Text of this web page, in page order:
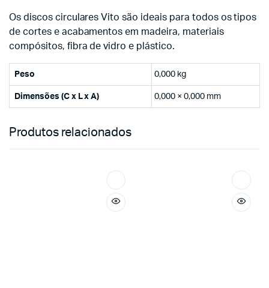
Os discos circulares Vito são ideais para todos os tipos
de cortes e acabamentos em madeira, materiais
compósitos, fibra de vidro e plástico.
Peso 0,000 kg
Dimensões (C x L x A) 0,000 × 0,000 mm
Produtos relacionados